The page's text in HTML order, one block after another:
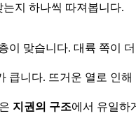
지 하나씩 따져봅니다.
이 맞습니다. 대륙 쪽이
큽니다. 뜨거운 열로 인
지권의 구조에서 유일하